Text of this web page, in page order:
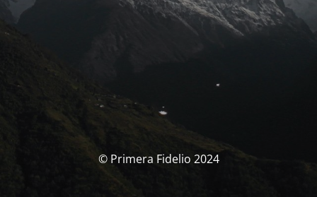
© Primera Fidelio 2024